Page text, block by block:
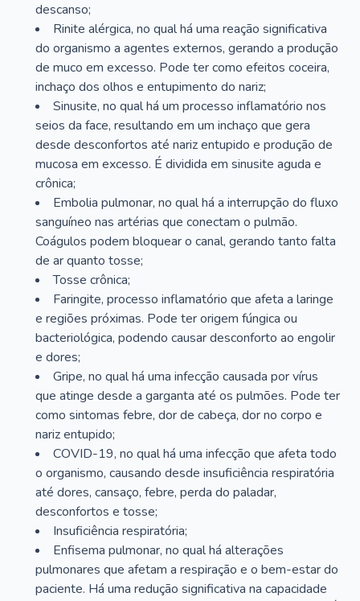
descanso;
Rinite alérgica, no qual há uma reação significativa
do organismo a agentes externos, gerando a produção
de muco em excesso. Pode ter como efeitos coceira,
inchaço dos olhos e entupimento do nariz;
Sinusite, no qual há um processo inflamatório nos
seios da face, resultando em um inchaço que gera
desde desconfortos até nariz entupido e produção de
mucosa em excesso. É dividida em sinusite aguda e
crônica;
Embolia pulmonar, no qual há a interrupção do fluxo
sanguíneo nas artérias que conectam o pulmão.
Coágulos podem bloquear o canal, gerando tanto falta
de ar quanto tosse;
Tosse crônica;
Faringite, processo inflamatório que afeta a laringe
e regiões próximas. Pode ter origem fúngica ou
bacteriológica, podendo causar desconforto ao engolir
e dores;
Gripe, no qual há uma infecção causada por vírus
que atinge desde a garganta até os pulmões. Pode ter
como sintomas febre, dor de cabeça, dor no corpo e
nariz entupido;
COVID-19, no qual há uma infecção que afeta todo
o organismo, causando desde insuficiência respiratória
até dores, cansaço, febre, perda do paladar,
desconfortos e tosse;
Insuficiência respiratória;
Enfisema pulmonar, no qual há alterações
pulmonares que afetam a respiração e o bem-estar do
paciente. Há uma redução significativa na capacidade